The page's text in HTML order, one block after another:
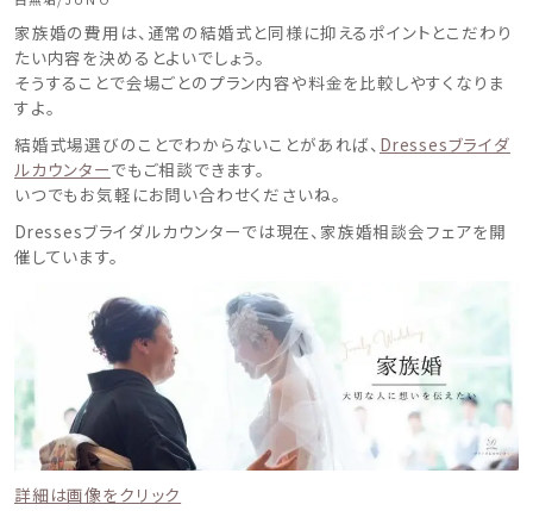
家族婚の費用は、通常の結婚式と同様に抑えるポイントとこだわり
たい内容を決めるとよいでしょう。
そうすることで会場ごとのプラン内容や料金を比較しやすくなりま
すよ。
結婚式場選びのことでわからないことがあれば、 Dressesブライダ
ルカウンターでもご相談できます。
いつでもお気軽にお問い合わせくださいね。
Dressesブライダルカウンターでは現在、家族婚相談会フェアを開
催しています。
詳細は画像をクリック